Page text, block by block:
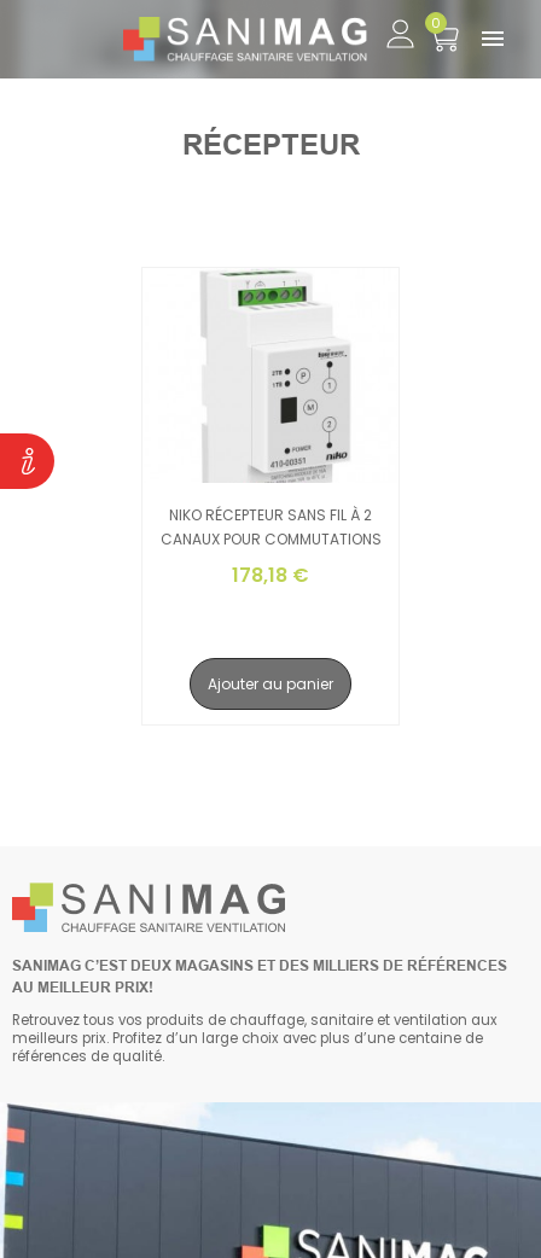

0
RÉCEPTEUR
NIKO RÉCEPTEUR SANS FIL À 2
CANAUX POUR COMMUTATIONS
178,18 €
Ajouter au panier
SANIMAG C’EST DEUX MAGASINS ET DES MILLIERS DE RÉFÉRENCES
AU MEILLEUR PRIX!
Retrouvez tous vos produits de chauffage, sanitaire et ventilation aux
meilleurs prix. Profitez d’un large choix avec plus d’une centaine de
références de qualité.